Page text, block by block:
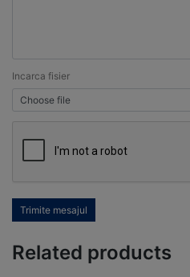
Incarca fisier
Choose file
Trimite mesajul
Related products